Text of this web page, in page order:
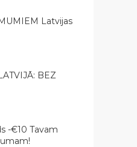
Latvijas
BEZ
-€10 Tavam